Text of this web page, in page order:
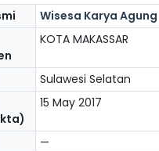
Wisesa Karya Agung
KOTA MAKASSAR
Sulawesi Selatan
15 May 2017
—